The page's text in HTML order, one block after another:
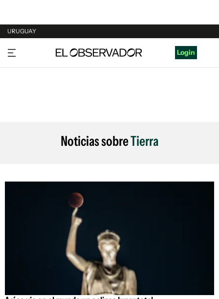
URUGUAY
URUGUAY
ARGENTINA
Login
Noticias sobreTierra